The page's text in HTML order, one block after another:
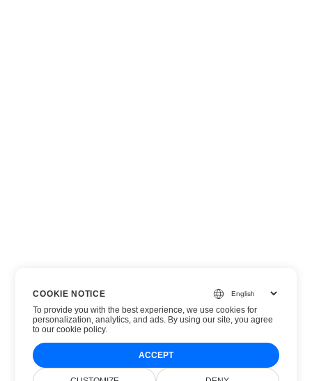
COOKIE NOTICE
To provide you with the best experience, we use cookies for
personalization, analytics, and ads. By using our site, you agree
toour cookie policy.
ACCEPT